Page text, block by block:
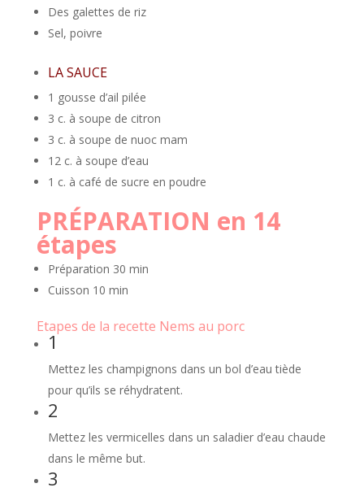
Des galettes de riz
Sel, poivre
LA SAUCE
1 gousse d’ail pilée
3 c. à soupe de citron
3 c. à soupe de nuoc mam
12 c. à soupe d’eau
1 c. à café de sucre en poudre
PRÉPARATION en 14
étapes
Préparation 30 min
Cuisson 10 min
Etapes de la recette Nems au porc
1
Mettez les champignons dans un bol d’eau tiède
pour qu’ils se réhydratent.
2
Mettez les vermicelles dans un saladier d’eau chaude
dans le même but.
3